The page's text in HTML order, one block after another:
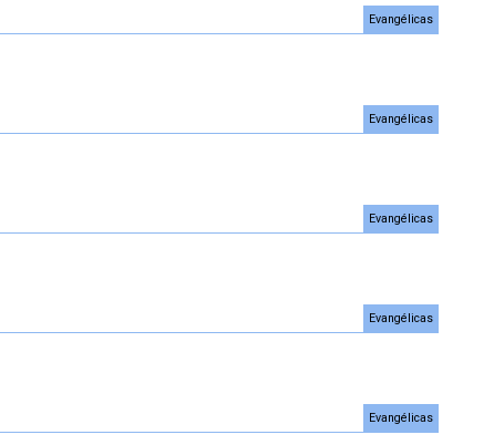
Evangélicas
Evangélicas
Evangélicas
Evangélicas
Evangélicas